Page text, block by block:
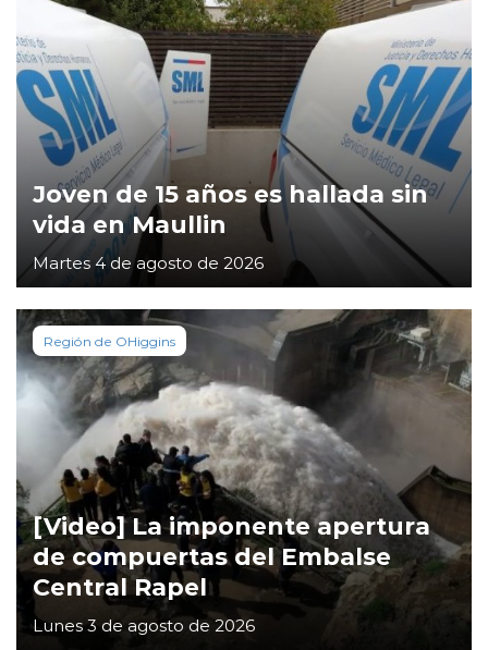
Joven de 15 años es hallada sin
vida en Maullin
Martes 4 de agosto de 2026
Región de OHiggins
[Video] La imponente apertura
de compuertas del Embalse
Central Rapel
Lunes 3 de agosto de 2026